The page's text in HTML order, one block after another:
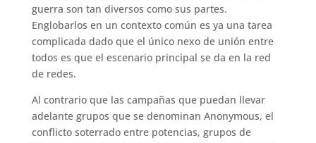
guerra son tan diversos como sus partes.
Englobarlos en un contexto común es ya una tarea
complicada dado que el único nexo de unión entre
todos es que el escenario principal se da en la red
de redes.
Al contrario que las campañas que puedan llevar
adelante grupos que se denominan Anonymous, el
conflicto soterrado entre potencias, grupos de